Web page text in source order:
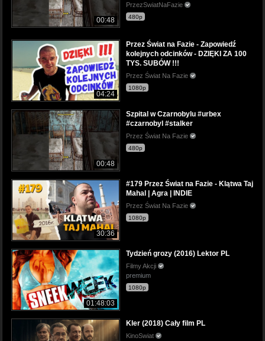
00:48
PrzezSwiatNaFazie
480p
04:24
Przez Świat na Fazie - Zapowiedź
kolejnych odcinków - DZIĘKI ZA 100
TYS. SUBÓW !!!
Przez Świat Na Fazie
1080p
00:48
Szpital w Czarnobylu #urbex
#czarnobyl #stalker
Przez Świat Na Fazie
480p
30:36
#179 Przez Świat na Fazie - Klątwa Taj
Mahal | Agra | INDIE
Przez Świat Na Fazie
1080p
01:48:03
Tydzień grozy (2016) Lektor PL
Filmy Akcji
premium
1080p
Kler (2018) Cały film PL
KinoSwiat